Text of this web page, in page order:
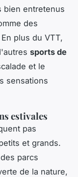
bien entretenus
des
plus du VTT,
sports de
et le
sensations
estivales
pas
et grands.
parcs
de la nature,